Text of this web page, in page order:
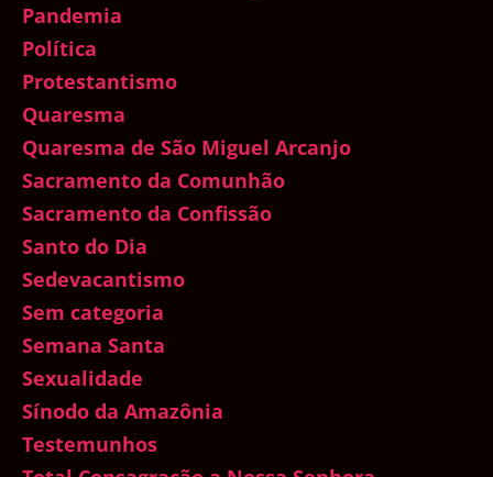
Pandemia
Política
Protestantismo
Quaresma
Quaresma de São Miguel Arcanjo
Sacramento da Comunhão
Sacramento da Confissão
Santo do Dia
Sedevacantismo
Sem categoria
Semana Santa
Sexualidade
Sínodo da Amazônia
Testemunhos